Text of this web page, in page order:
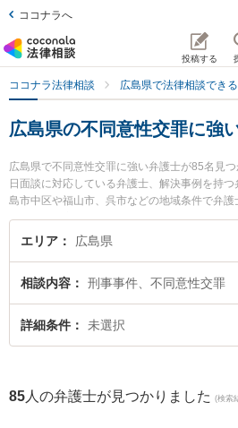
ココナラへ
投稿する
ココナラ法律相談 広島県で法律相談でき
広島県の不同意性交罪に強
広島県で不同意性交罪に強い弁護士が85名見
日面談に対応している弁護士、解決事例を持
島市中区や福山市、呉市などの地域条件で弁
関係する加害者側や少年犯罪、再犯・前科あ
索もでき便利です。特に松田法律事務所の松
同意性交罪のトラブルを今すぐに弁護士に相
ブル解決の実績豊富な近くの弁護士を検索し
交罪を法律相談できる広島県内の弁護士に相
エリア 広島県
相談内容 刑事事件、不同意性交罪
詳細条件 未選択
85 人の弁護士が見つかりました (検索